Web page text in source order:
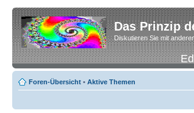
Das Prinzip
Diskutieren Sie mit
Foren-Übersicht • Aktive Themen